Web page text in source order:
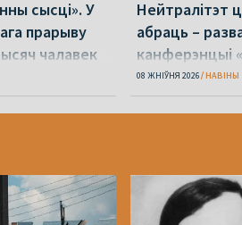
сысці». У
прарыву
чалавек
Нейтралітэт
абраць –
канферэнцыі
08 ЖНІЎНЯ 2026 НАВІНЫ